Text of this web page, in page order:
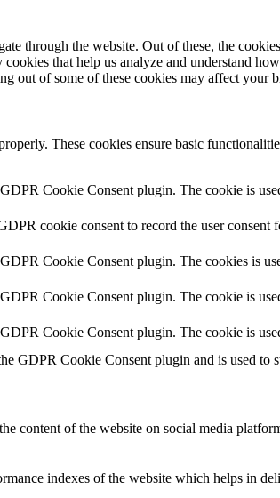
through the website. Out of these, the
that help us analyze and understand
out of some of these cookies may affect your
These cookies ensure basic
Cookie Consent plugin. The cookie is
cookie consent to record the user
Cookie Consent plugin. The cookies is
Cookie Consent plugin. The cookie is
Cookie Consent plugin. The cookie is
GDPR Cookie Consent plugin and is used to
content of the website on social media
indexes of the website which helps in